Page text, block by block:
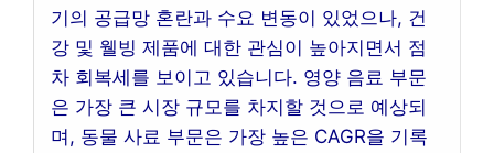
기의 공급망 혼란과 수요 변동이 있었으나, 건
강 및 웰빙 제품에 대한 관심이 높아지면서 점
차 회복세를 보이고 있습니다. 영양 음료 부문
은 가장 큰 시장 규모를 차지할 것으로 예상되
며, 동물 사료 부문은 가장 높은 CAGR을 기록